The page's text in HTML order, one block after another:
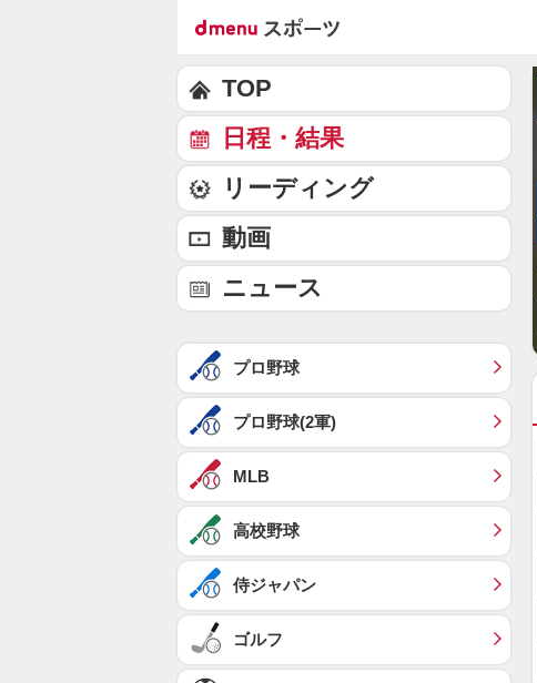
TOP
日程・結果
リーディング
動画
ニュース
プロ野球
プロ野球(2軍)
MLB
高校野球
侍ジャパン
ゴルフ